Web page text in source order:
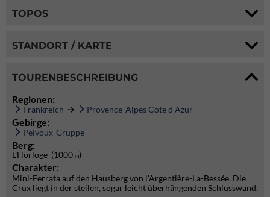
TOPOS
STANDORT / KARTE
TOURENBESCHREIBUNG
Regionen:
Frankreich Provence-Alpes Cote d Azur
Gebirge:
Pelvoux-Gruppe
Berg:
L'Horloge (1000 m)
Charakter:
Mini-Ferrata auf den Hausberg von l'Argentière-La-Bessée. Die
Crux liegt in der steilen, sogar leicht überhängenden Schlusswand.